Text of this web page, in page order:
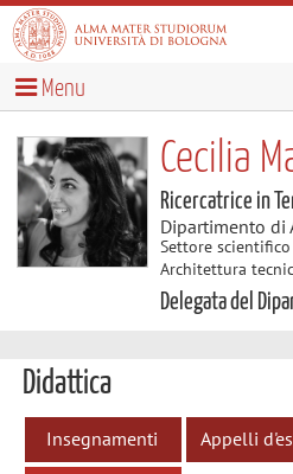
Menu
Cecilia
Ricercatrice in
Dipartimento di
Settore
Architettura
Delegata del
Didattica
Insegnamenti Appelli